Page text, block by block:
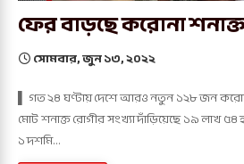
ফের বাড়ছে করোনা
সোমবার, জুন ১৩, ২০২২
▌ গত ২৪ ঘণ্টায় দেশে আরও নতুন ১২৮ জন করোনা
মোট শনাক্ত রোগীর সংখ্যা দাঁড়িয়েছে ১৯ লাখ ৫৪
১ দশমি…